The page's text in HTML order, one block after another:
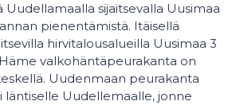
Uudellamaalla sijaitsevalla Uusimaa
pienentämistä. Itäisellä
hirvitalousalueilla Uusimaa 3
valkohäntäpeurakanta on
Uudenmaan peurakanta
läntiselle Uudellemaalle, jonne